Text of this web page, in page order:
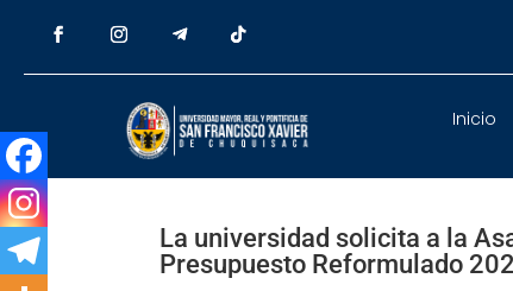
Inicio
La universidad solicita a la
Presupuesto Reformulado